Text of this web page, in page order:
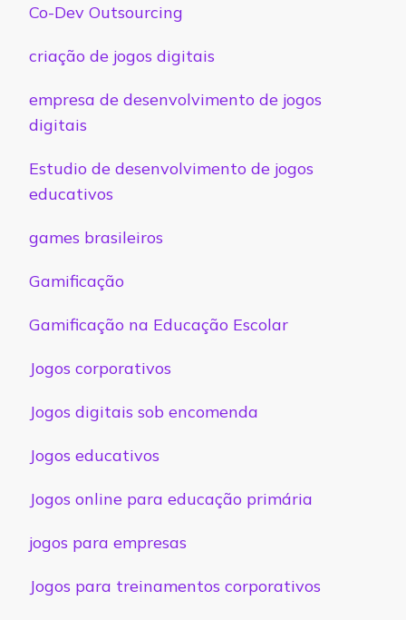
Co-Dev Outsourcing
criação de jogos digitais
empresa de desenvolvimento de jogos
digitais
Estudio de desenvolvimento de jogos
educativos
games brasileiros
Gamificação
Gamificação na Educação Escolar
Jogos corporativos
Jogos digitais sob encomenda
Jogos educativos
Jogos online para educação primária
jogos para empresas
Jogos para treinamentos corporativos